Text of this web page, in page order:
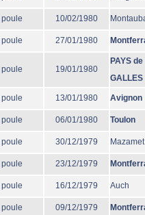
poule 10/02/1980
poule 27/01/1980
poule 19/01/1980
PAYS de
GALLES
poule 13/01/1980 Avignon
poule 06/01/1980 Toulon
poule 30/12/1979 Mazamet
poule 23/12/1979
poule 16/12/1979 Auch
poule 09/12/1979